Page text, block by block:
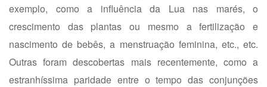
exemplo, como a influência da Lua nas marés, o
crescimento das plantas ou mesmo a fertilização e
nascimento de bebês, a menstruação feminina, etc., etc.
Outras foram descobertas mais recentemente, como a
estranhíssima paridade entre o tempo das conjunções